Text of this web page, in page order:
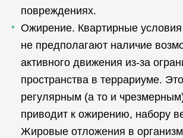
повреждениях.
Ожирение. Квартирные
не предполагают наличие
активного движения из-за
пространства в террариуме.
регулярным (а то и
приводит к ожирению, набору
Жировые отложения в